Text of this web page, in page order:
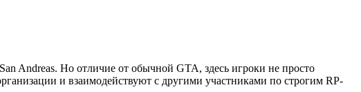
Andreas. Но отличие от обычной GTA, здесь игроки не просто
и взаимодействуют с другими участниками по строгим RP-